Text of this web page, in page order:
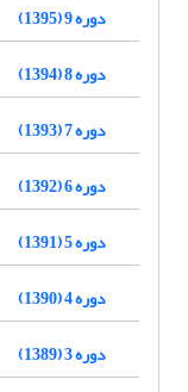
دوره 9 (1395)
دوره 8 (1394)
دوره 7 (1393)
دوره 6 (1392)
دوره 5 (1391)
دوره 4 (1390)
دوره 3 (1389)